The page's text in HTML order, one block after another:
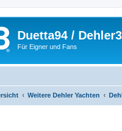
Duetta94 /
Für Eigner und Fans
Weitere Dehler Yachten